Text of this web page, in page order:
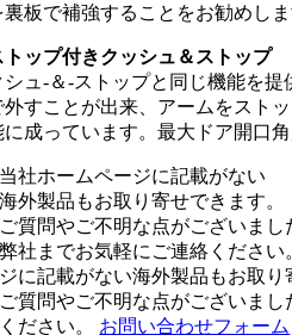
裏板で補強することをお勧めしま
トップ付きクッシュ＆ストップ
シュ-＆-ストップと同じ機能を
外すことが出来、アームをスト
に成っています。最大ドア開口角
当社ホームページに記載がない
海外製品もお取り寄せできます。
ご質問やご不明な点がございまし
弊社までお気軽にご連絡ください
ジに記載がない海外製品もお取り
ご質問やご不明な点がございま
ください。
お問い合わせフォーム